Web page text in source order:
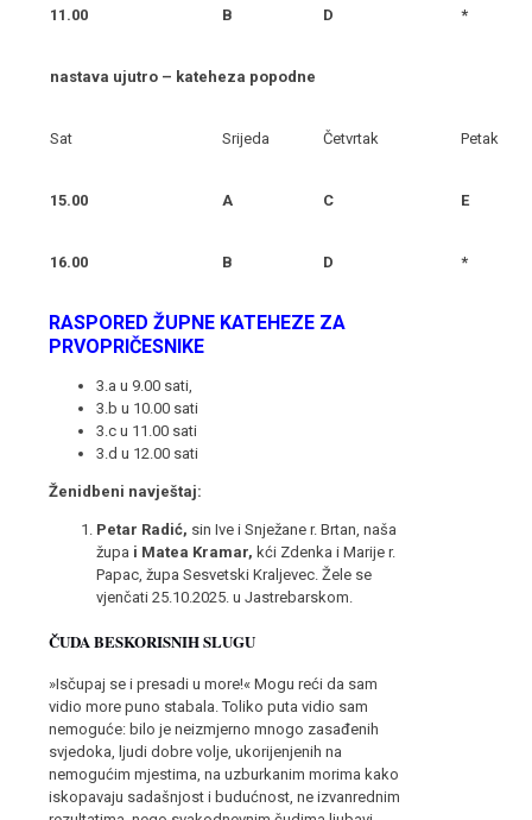
11.00 B D *
nastava ujutro – kateheza popodne
Sat Srijeda Četvrtak Petak
15.00 A C E
16.00 B D *
RASPORED ŽUPNE KATEHEZE ZA
PRVOPRIČESNIKE
3.a u 9.00 sati,
3.b u 10.00 sati
3.c u 11.00 sati
3.d u 12.00 sati
Ženidbeni navještaj:
Petar Radić, sin Ive i Snježane r. Brtan, naša
župa i Matea Kramar, kći Zdenka i Marije r.
Papac, župa Sesvetski Kraljevec. Žele se
vjenčati 25.10.2025. u Jastrebarskom.
ČUDA BESKORISNIH SLUGU
»Isčupaj se i presadi u more!« Mogu reći da sam
vidio more puno stabala. Toliko puta vidio sam
nemoguće: bilo je neizmjerno mnogo zasađenih
svjedoka, ljudi dobre volje, ukorijenjenih na
nemogućim mjestima, na uzburkanim morima kako
iskopavaju sadašnjost i budućnost, ne izvanrednim